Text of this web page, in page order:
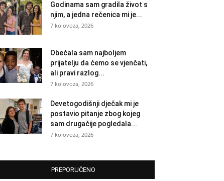
Godinama sam gradila život s
njim, a jedna rečenica mi je...
7 kolovoza, 2026
Obećala sam najboljem
prijatelju da ćemo se vjenčati,
ali pravi razlog...
7 kolovoza, 2026
Devetogodišnji dječak mi je
postavio pitanje zbog kojeg
sam drugačije pogledala...
7 kolovoza, 2026
PREPORUČENO